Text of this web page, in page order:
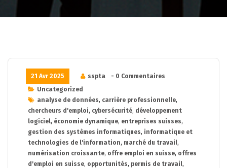
21 Avr 2025 sspta
- 0 Commentaires
Uncategorized
analyse de données, carrière professionnelle,
chercheurs d'emploi, cybersécurité, développement
logiciel, économie dynamique, entreprises suisses,
gestion des systèmes informatiques, informatique et
technologies de l'information, marché du travail,
numérisation croissante, offre emploi en suisse, offres
d'emploi en suisse, opportunités, permis de travail,